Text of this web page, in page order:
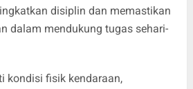
disiplin dan memastikan
dalam mendukung tugas sehari-
kondisi fisik kendaraan,